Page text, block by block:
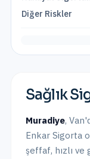
Diğer Riskler
Sağlık
Muradiye, Van
Enkar Sigorta
şeffaf, hızlı ve